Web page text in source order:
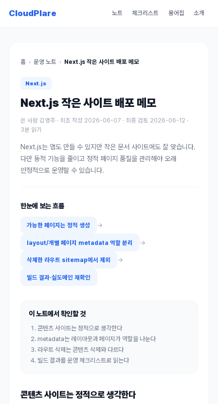
CloudPlare 노트 체크리스트 용어집 소개
홈 › 운영 노트 › Next.js 작은 사이트 배포 메모
Next.js
Next.js 작은 사이트 배포 메모
쓴 사람 김영주 · 최초 작성 2026-06-07 · 최종 검토 2026-06-12 ·
3분 읽기
Next.js는 앱도 만들 수 있지만 작은 문서 사이트에도 잘 맞습니다.
다만 동적 기능을 줄이고 정적 페이지 품질을 관리해야 오래
안정적으로 운영할 수 있습니다.
한눈에 보는 흐름
가능한 페이지는 정적 생성 →
layout/개별 페이지 metadata 역할 분리 →
삭제한 라우트 sitemap에서 제외 →
빌드 결과·실도메인 재확인
이 노트에서 확인할 것
콘텐츠 사이트는 정적으로 생각한다
metadata는 레이아웃과 페이지가 역할을 나눈다
라우트 삭제는 콘텐츠 삭제와 다르다
빌드 결과를 운영 체크리스트로 읽는다
콘텐츠 사이트는 정적으로 생각한다